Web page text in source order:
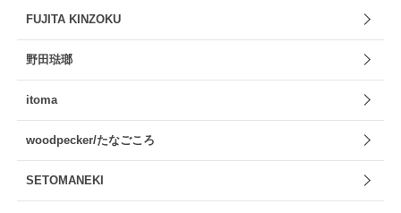
FUJITA KINZOKU
野田琺瑯
itoma
woodpecker/たなごころ
SETOMANEKI